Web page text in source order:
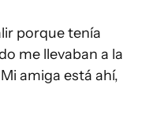
porque tenía
me llevaban a la
amiga está ahí,